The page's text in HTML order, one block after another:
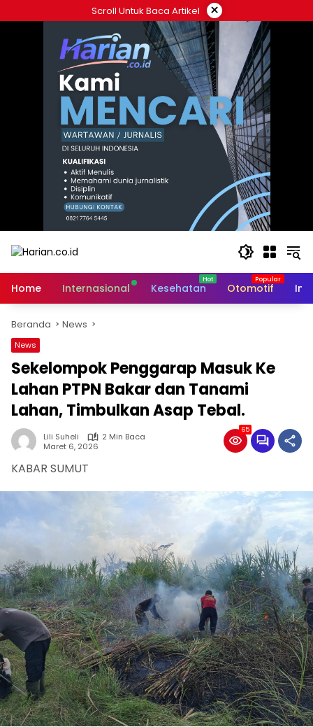
ke
Scroll Untuk Baca Artikel ×
Home Internasional Kesehatan Otomotif
Beranda News
News
Sekelompok Penggarap Masuk Ke
Lahan PTPN Bakar dan Tanami
Lahan, Timbulkan Asap Tebal.
Lili Suheli
2 Min Baca
Maret 6, 2026
65
KABAR SUMUT